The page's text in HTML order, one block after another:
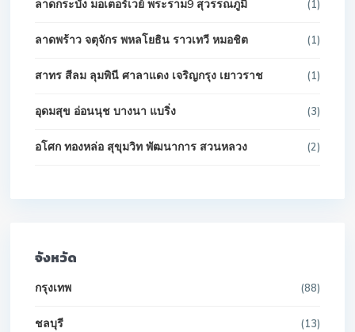
ลาดกระบัง มอเตอร์เวย์ พระราม9 สุวรรณภูมิ (1)
ลาดพร้าว จตุจักร พหลโยธิน ราวเทวี หมอชิต (1)
สาทร สีลม ลุมพินี ศาลาแดง เจริญกรุง เยาวราช (1)
อุดมสุข อ่อนนุช บางนา แบริ่ง (3)
อโศก ทองหล่อ สุขุมวิท พัฒนาการ สวนหลวง (2)
จังหวัด
กรุงเทพ (88)
ชลบุรี (13)